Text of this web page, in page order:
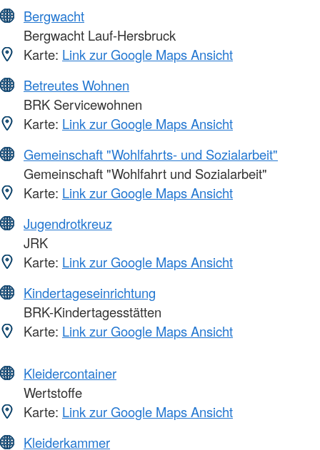
Bergwacht
Bergwacht Lauf-Hersbruck
Karte: Link zur Google Maps Ansicht
Betreutes Wohnen
BRK Servicewohnen
Karte: Link zur Google Maps Ansicht
Gemeinschaft "Wohlfahrts- und Sozialarbeit"
Gemeinschaft "Wohlfahrt und Sozialarbeit"
Karte: Link zur Google Maps Ansicht
Jugendrotkreuz
JRK
Karte: Link zur Google Maps Ansicht
Kindertageseinrichtung
BRK-Kindertagesstätten
Karte: Link zur Google Maps Ansicht
Kleidercontainer
Wertstoffe
Karte: Link zur Google Maps Ansicht
Kleiderkammer